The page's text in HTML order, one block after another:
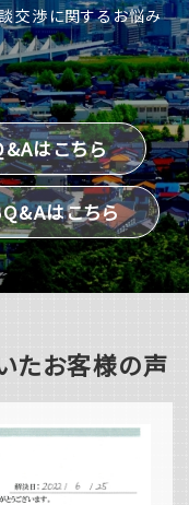
交渉に関するお悩み
はこちら
はこちら
たお客様の声